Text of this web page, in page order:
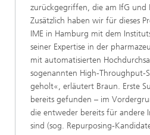
zurückgegriffen, die am IfG und
Zusätzlich haben wir für dieses
IME in Hamburg mit dem
seiner Expertise in der
mit automatisierten
sogenannten High-Throughput-
geholt«, erläutert Braun. Erste
bereits gefunden – im
die entweder bereits für andere
sind (sog. Repurposing-